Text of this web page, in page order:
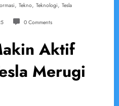
, Tekno, Teknologi, Tesla
0 Comments
Aktif
Merugi